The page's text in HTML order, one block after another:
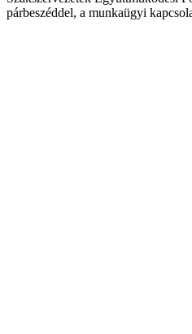
párbeszéddel, a munkaügyi